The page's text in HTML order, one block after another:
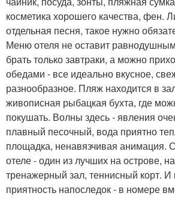
косметика хорошего качества, фен.
отдельная песня, такое нужно
Меню отеля не оставит
брать только завтраки, а можно
обедами - все идеально вкусное,
разнообразное. Пляж находится в
живописная рыбацкая бухта, где
покушать. Волны здесь - явления
плавный песочный, вода приятно
площадка, ненавязчивая анимация.
отеле - один из лучших на острове,
тренажерный зал, теннисный корт. И
приятность напоследок - в номере